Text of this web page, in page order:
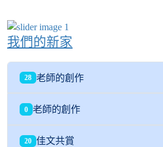
我們的新家
28 老師的創作
0 老師的創作
20 佳文共賞